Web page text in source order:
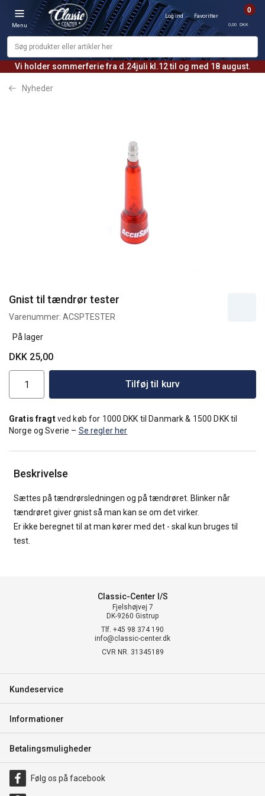
Vi holder sommerferie fra d.24juli kl.12 til og med 18 august.
Menu
Log ind Favoritter
0
0,00 DKK
Nyheder
Gnist til tændrør tester
Varenummer: ACSPTESTER
På lager
DKK 25,00
Tilføj til kurv
Gratis fragtved køb for 1000 DKK til Danmark & 1500 DKK til
Norge og Sverie – Se regler her
Beskrivelse
Sættes på tændrørsledningen og på tændrøret. Blinker når
tændrøret giver gnist så man kan se om det virker.
Er ikke beregnet til at man kører med det - skal kun bruges til
test.
Classic-Center I/S
Fjelshøjvej 7
DK-9260 Gistrup
Tlf. +45 98 374 190
info@classic-center.dk
CVR NR. 31345189
Kundeservice
Informationer
Betalingsmuligheder
Følg os på facebook